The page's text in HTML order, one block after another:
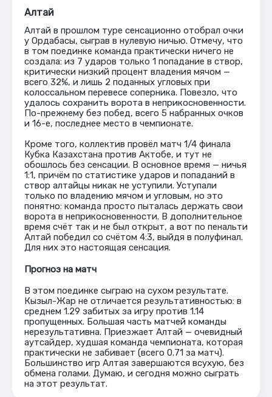
Алтай
Алтай в прошлом туре сенсационно отобрал очки
у Ордабасы, сыграв в нулевую ничью. Отмечу, что
в том поединке команда практически ничего не
создала: из 7 ударов только 1 попадание в створ,
критически низкий процент владения мячом —
всего 32%, и лишь 2 поданных угловых при
колоссальном перевесе соперника. Повезло, что
удалось сохранить ворота в неприкосновенности.
По-прежнему без побед, всего 5 набранных очков
и 16-е, последнее место в чемпионате.
Кроме того, коллектив провёл матч 1/4 финала
Кубка Казахстана против Актобе, и тут не
обошлось без сенсации. В основное время — ничья
1:1, причём по статистике ударов и попаданий в
створ алтайцы никак не уступили. Уступали
только по владению мячом и угловым, но это
понятно: команда просто пыталась держать свои
ворота в неприкосновенности. В дополнительное
время счёт так и не был открыт, а вот по пенальти
Алтай победил со счётом 4:3, выйдя в полуфинал.
Для них это настоящая сенсация.
Прогноз на матч
В этом поединке сыграю на сухом результате.
Кызыл-Жар не отличается результативностью: в
среднем 1.29 забитых за игру против 1.14
пропущенных. Большая часть матчей команды
нерезультативна. Приезжает Алтай — очевидный
аутсайдер, худшая команда чемпионата, которая
практически не забивает (всего 0.71 за матч).
Большинство игр Алтая завершаются всухую, без
обмена голами. Думаю, и сегодня можно сыграть
на этот результат.